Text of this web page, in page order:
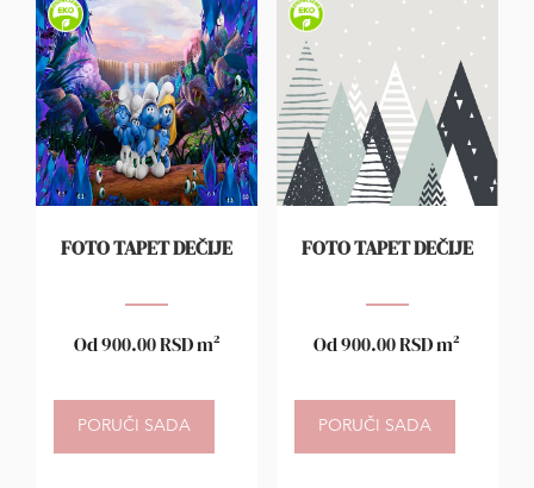
FOTO TAPET DEČIJE
Od900.00RSDm²
PORUČI SADA
FOTO TAPET DEČIJE
Od900.00RSDm²
PORUČI SADA